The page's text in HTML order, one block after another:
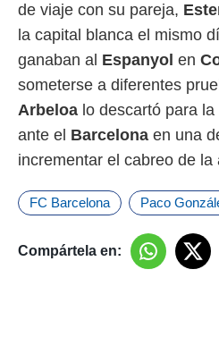
de viaje con su pareja,
la capital blanca el mismo
ganaban al Espanyol en
someterse a diferentes
Arbeloa lo descartó para la
ante el Barcelona en una
incrementar el cabreo de la
FC Barcelona Paco
Compártela en: